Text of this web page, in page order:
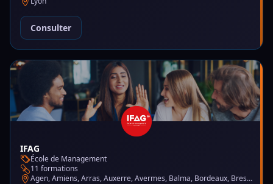
Consulter
IFAG
École de Management
11 formations
Agen, Amiens, Arras, Auxerre, Avermes, Balma, Bordeaux, Brest, Charleville-Mézières, Chartres, Courbevoie, Dijon, Gap, La Garde, Le Mans, Lille, Lyon, Mont-de-Marsan, Montluçon, Montpellier, Mulhouse, Nantes, Puteaux, Reims, Rennes, Trélazé